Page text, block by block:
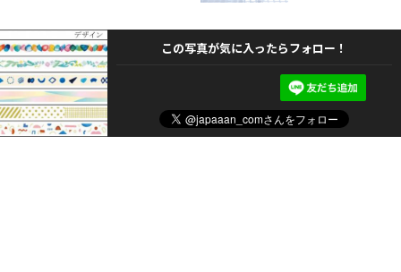
この写真が気に入ったらフォロー！